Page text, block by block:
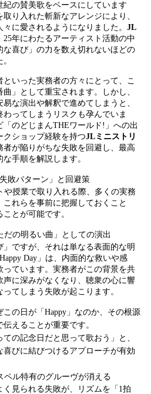
の賛美歌をベースにしています
り入れた斬新なアレンジにより、
に愛されるようになりました。 JL
25年にわたるアーティスト活動の中
な喜び」の力を数え切れないほどの
いった実務者の方々にとって、こ
」として重宝されます。しかし、
な演出や解釈で進めてしまうと、
ってしまうリスクも孕んでいま
のどじまんTHEワールド!」への出
ショップ経験を持つJLミニストリ
者が陥りがちな失敗を回避し、最高
手順を解説します。
敗パターン」と回避策
や授業で取り入れる際、多くの実務
れらを事前に把握しておくこと
とが可能です。
だの明るい曲」としての演出
ですが、それは単なる表面的な明
Day」は、内面的な救いや感
ています。実務者がこの背景を共
に深みがなくなり、聴衆の心に響
てしまう失敗が起こります。
の日が「Happy」なのか、その根源
えることが重要です。
ての記念日だと思って歌おう」と、
びに結びつけるアプローチが有効
ペル特有のグルーヴが消える
く見られる失敗が、リズムを「1拍